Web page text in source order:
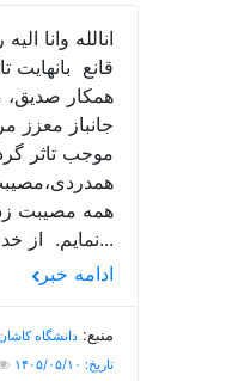
انالله وانا
قانع
همکار صدیق،
جانباز معزز
موجب تاثر
همه مصیبت
نمایم. از خد...
ادامه خبر
منبع:دانشگاه
تاریخ: ۱۴۰۵/۰۵/۱۰